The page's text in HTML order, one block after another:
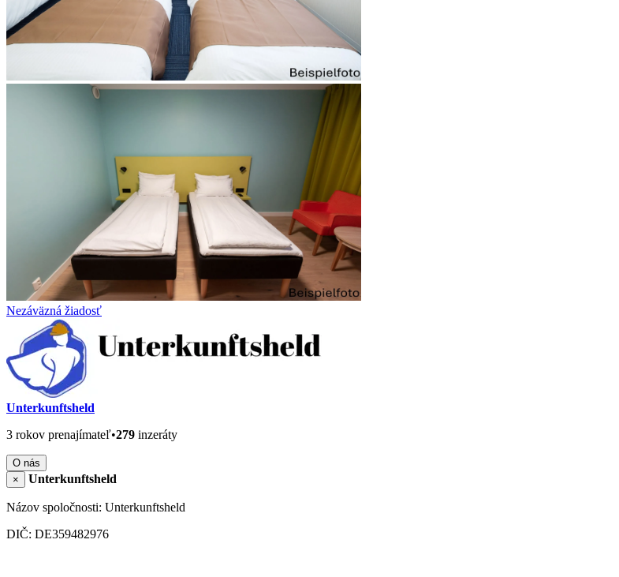
Nezáväzná žiadosť
Unterkunftsheld
3 rokov prenajímateľ•279 inzeráty
O nás
×
Unterkunftsheld
Názov spoločnosti: Unterkunftsheld
DIČ: DE359482976